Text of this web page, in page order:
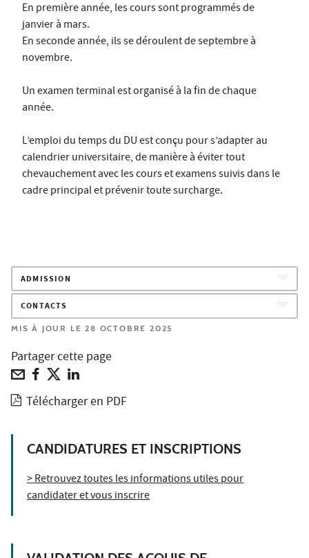
En première année, les cours sont programmés de
janvier à mars.
En seconde année, ils se déroulent de septembre à
novembre.
Un examen terminal est organisé à la fin de chaque
année.
L’emploi du temps du DU est conçu pour s’adapter au
calendrier universitaire, de manière à éviter tout
chevauchement avec les cours et examens suivis dans le
cadre principal et prévenir toute surcharge.
ADMISSION
CONTACTS
MIS À JOUR LE 28 OCTOBRE 2025
Partager cette page
Télécharger en PDF
CANDIDATURES ET INSCRIPTIONS
> Retrouvez toutes les informations utiles pour
candidater et vous inscrire